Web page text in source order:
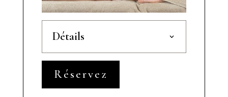
Détails
Réservez